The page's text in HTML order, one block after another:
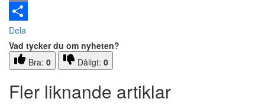
Email
Dela
Vad tycker du om nyheten?
Bra: 0 Dåligt: 0
Fler liknande artiklar